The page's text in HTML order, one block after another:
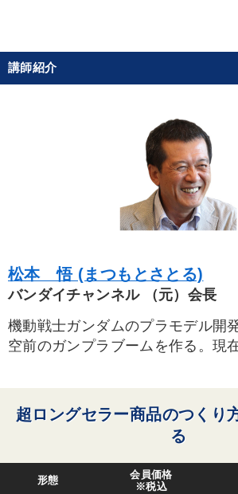
目的別
社長の姿勢を学びたい
財務・数字力の向
経営体系を学びたい
営業 金融 金利 FCビジネス
企業成長
local_offer タグから探す
すべての音声・動画（全2077タイトル）からお
タグ・キーワード
講師紹介
松本 悟 (まつもとさとる)
バンダイチャンネル （元）会長
機動戦士ガンダムのプラモデル開
空前のガンプラブームを作る。現
超ロングセラー商品のつくり
る
形態
会員価格
※税込